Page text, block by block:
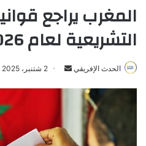
المغرب يراجع
التشريعية لعام 2026
الحدث الإفريقي
Send2 شتنبر، 2025